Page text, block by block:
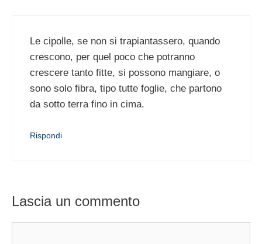
Le cipolle, se non si trapiantassero, quando
crescono, per quel poco che potranno
crescere tanto fitte, si possono mangiare, o
sono solo fibra, tipo tutte foglie, che partono
da sotto terra fino in cima.
Rispondi
Lascia un commento